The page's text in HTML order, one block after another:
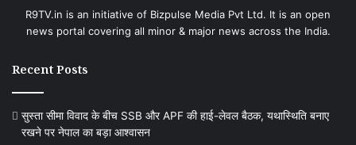
R9TV.in is an initiative of Bizpulse Media Pvt Ltd. It is an open
news portal covering all minor & major news across the India.
Recent Posts
सुस्ता सीमा विवाद के बीच SSB और APF की हाई-लेवल बैठक, यथास्थिति बनाए
रखने पर नेपाल का बड़ा आश्वासन